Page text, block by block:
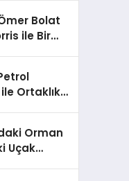
Bolat
ile Bir
Ortaklık
Orman
Uçak